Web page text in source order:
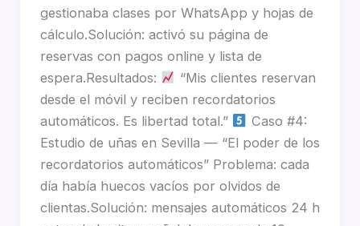
gestionaba clases por WhatsApp y hojas de
cálculo.Solución: activó su página de
reservas con pagos online y lista de
espera.Resultados:
“Mis clientes reservan
desde el móvil y reciben recordatorios
automáticos. Es libertad total.”
Caso #4:
Estudio de uñas en Sevilla — “El poder de los
recordatorios automáticos” Problema: cada
día había huecos vacíos por olvidos de
clientas.Solución: mensajes automáticos 24 h